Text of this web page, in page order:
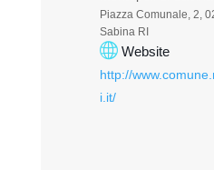
Piazza Comunale, 2,
Sabina RI
Website
http://
i.it/